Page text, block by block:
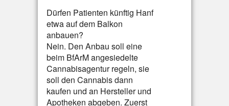
Dürfen Patienten künftig Hanf
etwa auf dem Balkon
anbauen?
Nein. Den Anbau soll eine
beim BfArM angesiedelte
Cannabisagentur regeln, sie
soll den Cannabis dann
kaufen und an Hersteller und
Apotheken abgeben. Zuerst